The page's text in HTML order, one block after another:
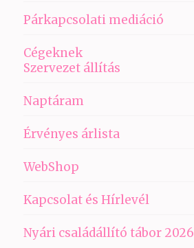
Párkapcsolati mediáció
Cégeknek
Szervezet állítás
Naptáram
Érvényes árlista
WebShop
Kapcsolat és Hírlevél
Nyári családállító tábor 2026